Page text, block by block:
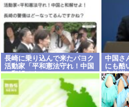
長崎に乗り込んで来たパヨク
活動家「平和憲法守れ！中国
と和解せよ！」
中国さ
にも酷
争仕掛
者ビジ